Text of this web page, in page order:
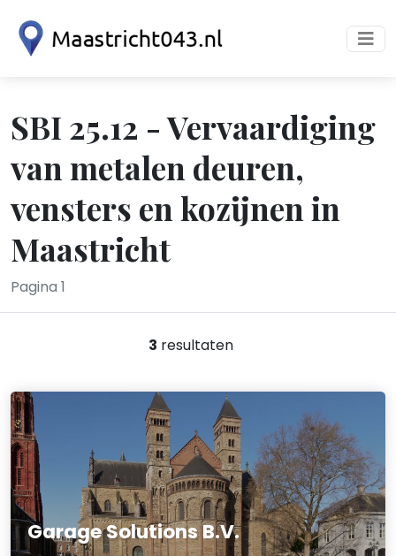
SBI 25.12 - Vervaardiging
van metalen deuren,
vensters en kozijnen in
Maastricht
Pagina 1
3 resultaten
Garage Solutions B.V.